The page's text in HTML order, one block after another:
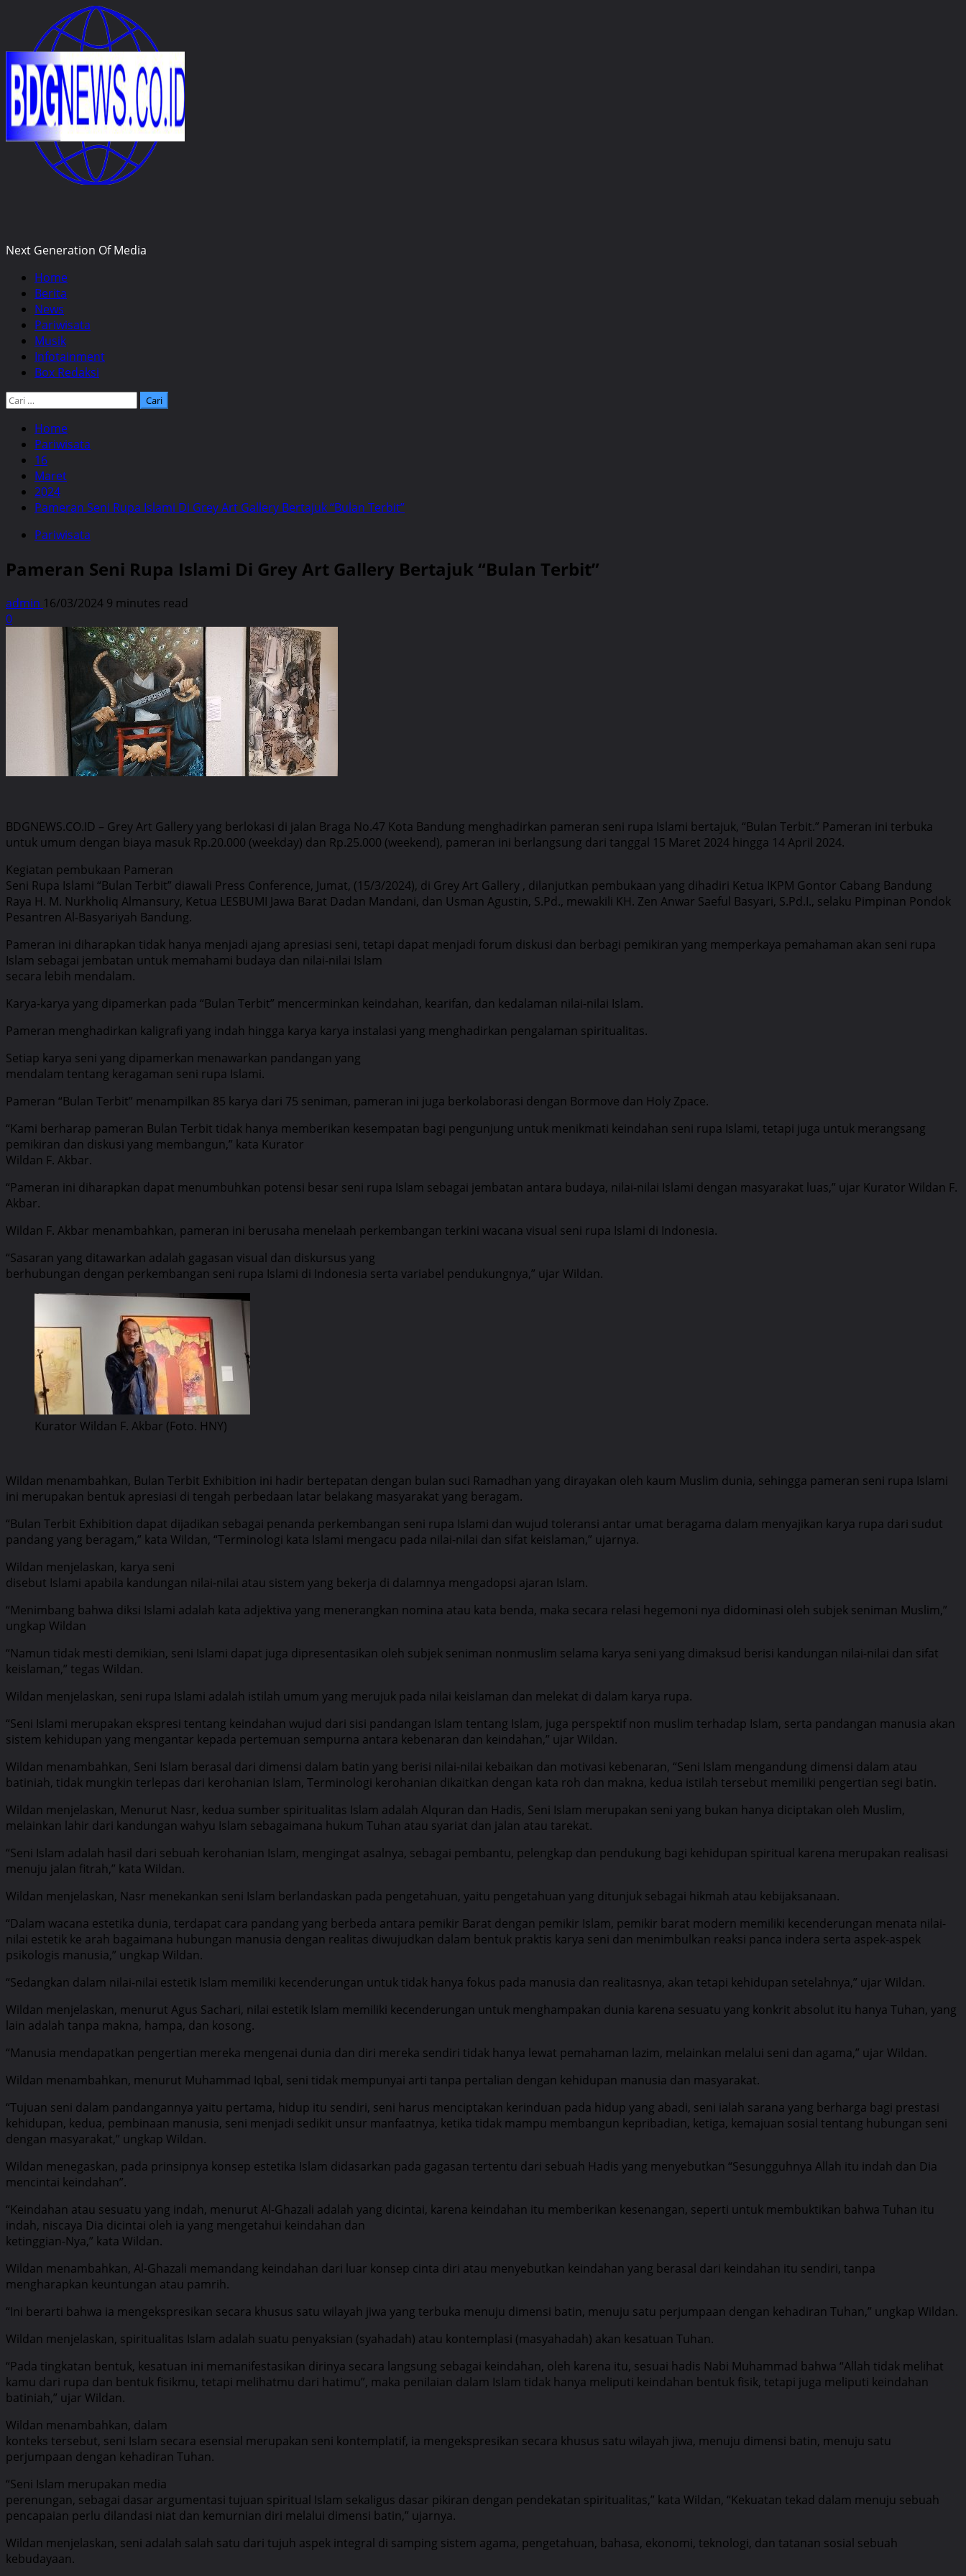
content
Next Generation Of Media
Primary
Menu
Home
Berita
News
Pariwisata
Musik
Infotainment
Box Redaksi
Cari
Home
Pariwisata
16
Maret
2024
Pameran Seni Rupa Islami Di Grey Art Gallery Bertajuk “Bulan Terbit”
Pariwisata
Pameran Seni Rupa Islami Di Grey Art Gallery Bertajuk “Bulan Terbit”
admin 16/03/2024 9 minutes read
0
BDGNEWS.CO.ID – Grey Art Gallery yang berlokasi di jalan Braga No.47 Kota Bandung menghadirkan pameran seni rupa Islami bertajuk, “Bulan Terbit.” Pameran ini terbuka
untuk umum dengan biaya masuk Rp.20.000 (weekday) dan Rp.25.000 (weekend), pameran ini berlangsung dari tanggal 15 Maret 2024 hingga 14 April 2024.
Kegiatan pembukaan Pameran
Seni Rupa Islami “Bulan Terbit” diawali Press Conference, Jumat, (15/3/2024), di Grey Art Gallery , dilanjutkan pembukaan yang dihadiri Ketua IKPM Gontor Cabang Bandung
Raya H. M. Nurkholiq Almansury, Ketua LESBUMI Jawa Barat Dadan Mandani, dan Usman Agustin, S.Pd., mewakili KH. Zen Anwar Saeful Basyari, S.Pd.I., selaku Pimpinan Pondok
Pesantren Al-Basyariyah Bandung.
Pameran ini diharapkan tidak hanya menjadi ajang apresiasi seni, tetapi dapat menjadi forum diskusi dan berbagi pemikiran yang memperkaya pemahaman akan seni rupa
Islam sebagai jembatan untuk memahami budaya dan nilai-nilai Islam
secara lebih mendalam.
Karya-karya yang dipamerkan pada “Bulan Terbit” mencerminkan keindahan, kearifan, dan kedalaman nilai-nilai Islam.
Pameran menghadirkan kaligrafi yang indah hingga karya karya instalasi yang menghadirkan pengalaman spiritualitas.
Setiap karya seni yang dipamerkan menawarkan pandangan yang
mendalam tentang keragaman seni rupa Islami.
Pameran “Bulan Terbit” menampilkan 85 karya dari 75 seniman, pameran ini juga berkolaborasi dengan Bormove dan Holy Zpace.
“Kami berharap pameran Bulan Terbit tidak hanya memberikan kesempatan bagi pengunjung untuk menikmati keindahan seni rupa Islami, tetapi juga untuk merangsang
pemikiran dan diskusi yang membangun,” kata Kurator
Wildan F. Akbar.
“Pameran ini diharapkan dapat menumbuhkan potensi besar seni rupa Islam sebagai jembatan antara budaya, nilai-nilai Islami dengan masyarakat luas,” ujar Kurator Wildan F.
Akbar.
Wildan F. Akbar menambahkan, pameran ini berusaha menelaah perkembangan terkini wacana visual seni rupa Islami di Indonesia.
“Sasaran yang ditawarkan adalah gagasan visual dan diskursus yang
berhubungan dengan perkembangan seni rupa Islami di Indonesia serta variabel pendukungnya,” ujar Wildan.
Kurator Wildan F. Akbar (Foto. HNY)
Wildan menambahkan, Bulan Terbit Exhibition ini hadir bertepatan dengan bulan suci Ramadhan yang dirayakan oleh kaum Muslim dunia, sehingga pameran seni rupa Islami
ini merupakan bentuk apresiasi di tengah perbedaan latar belakang masyarakat yang beragam.
“Bulan Terbit Exhibition dapat dijadikan sebagai penanda perkembangan seni rupa Islami dan wujud toleransi antar umat beragama dalam menyajikan karya rupa dari sudut
pandang yang beragam,” kata Wildan, “Terminologi kata Islami mengacu pada nilai-nilai dan sifat keislaman,” ujarnya.
Wildan menjelaskan, karya seni
disebut Islami apabila kandungan nilai-nilai atau sistem yang bekerja di dalamnya mengadopsi ajaran Islam.
“Menimbang bahwa diksi Islami adalah kata adjektiva yang menerangkan nomina atau kata benda, maka secara relasi hegemoni nya didominasi oleh subjek seniman Muslim,”
ungkap Wildan
“Namun tidak mesti demikian, seni Islami dapat juga dipresentasikan oleh subjek seniman nonmuslim selama karya seni yang dimaksud berisi kandungan nilai-nilai dan sifat
keislaman,” tegas Wildan.
Wildan menjelaskan, seni rupa Islami adalah istilah umum yang merujuk pada nilai keislaman dan melekat di dalam karya rupa.
“Seni Islami merupakan ekspresi tentang keindahan wujud dari sisi pandangan Islam tentang Islam, juga perspektif non muslim terhadap Islam, serta pandangan manusia akan
sistem kehidupan yang mengantar kepada pertemuan sempurna antara kebenaran dan keindahan,” ujar Wildan.
Wildan menambahkan, Seni Islam berasal dari dimensi dalam batin yang berisi nilai-nilai kebaikan dan motivasi kebenaran, “Seni Islam mengandung dimensi dalam atau
batiniah, tidak mungkin terlepas dari kerohanian Islam, Terminologi kerohanian dikaitkan dengan kata roh dan makna, kedua istilah tersebut memiliki pengertian segi batin.
Wildan menjelaskan, Menurut Nasr, kedua sumber spiritualitas Islam adalah Alquran dan Hadis, Seni Islam merupakan seni yang bukan hanya diciptakan oleh Muslim,
melainkan lahir dari kandungan wahyu Islam sebagaimana hukum Tuhan atau syariat dan jalan atau tarekat.
“Seni Islam adalah hasil dari sebuah kerohanian Islam, mengingat asalnya, sebagai pembantu, pelengkap dan pendukung bagi kehidupan spiritual karena merupakan realisasi
menuju jalan fitrah,” kata Wildan.
Wildan menjelaskan, Nasr menekankan seni Islam berlandaskan pada pengetahuan, yaitu pengetahuan yang ditunjuk sebagai hikmah atau kebijaksanaan.
“Dalam wacana estetika dunia, terdapat cara pandang yang berbeda antara pemikir Barat dengan pemikir Islam, pemikir barat modern memiliki kecenderungan menata nilai-
nilai estetik ke arah bagaimana hubungan manusia dengan realitas diwujudkan dalam bentuk praktis karya seni dan menimbulkan reaksi panca indera serta aspek-aspek
psikologis manusia,” ungkap Wildan.
“Sedangkan dalam nilai-nilai estetik Islam memiliki kecenderungan untuk tidak hanya fokus pada manusia dan realitasnya, akan tetapi kehidupan setelahnya,” ujar Wildan.
Wildan menjelaskan, menurut Agus Sachari, nilai estetik Islam memiliki kecenderungan untuk menghampakan dunia karena sesuatu yang konkrit absolut itu hanya Tuhan, yang
lain adalah tanpa makna, hampa, dan kosong.
“Manusia mendapatkan pengertian mereka mengenai dunia dan diri mereka sendiri tidak hanya lewat pemahaman lazim, melainkan melalui seni dan agama,” ujar Wildan.
Wildan menambahkan, menurut Muhammad Iqbal, seni tidak mempunyai arti tanpa pertalian dengan kehidupan manusia dan masyarakat.
“Tujuan seni dalam pandangannya yaitu pertama, hidup itu sendiri, seni harus menciptakan kerinduan pada hidup yang abadi, seni ialah sarana yang berharga bagi prestasi
kehidupan, kedua, pembinaan manusia, seni menjadi sedikit unsur manfaatnya, ketika tidak mampu membangun kepribadian, ketiga, kemajuan sosial tentang hubungan seni
dengan masyarakat,” ungkap Wildan.
Wildan menegaskan, pada prinsipnya konsep estetika Islam didasarkan pada gagasan tertentu dari sebuah Hadis yang menyebutkan “Sesungguhnya Allah itu indah dan Dia
mencintai keindahan”.
“Keindahan atau sesuatu yang indah, menurut Al-Ghazali adalah yang dicintai, karena keindahan itu memberikan kesenangan, seperti untuk membuktikan bahwa Tuhan itu
indah, niscaya Dia dicintai oleh ia yang mengetahui keindahan dan
ketinggian-Nya,” kata Wildan.
Wildan menambahkan, Al-Ghazali memandang keindahan dari luar konsep cinta diri atau menyebutkan keindahan yang berasal dari keindahan itu sendiri, tanpa
mengharapkan keuntungan atau pamrih.
“Ini berarti bahwa ia mengekspresikan secara khusus satu wilayah jiwa yang terbuka menuju dimensi batin, menuju satu perjumpaan dengan kehadiran Tuhan,” ungkap Wildan.
Wildan menjelaskan, spiritualitas Islam adalah suatu penyaksian (syahadah) atau kontemplasi (masyahadah) akan kesatuan Tuhan.
“Pada tingkatan bentuk, kesatuan ini memanifestasikan dirinya secara langsung sebagai keindahan, oleh karena itu, sesuai hadis Nabi Muhammad bahwa “Allah tidak melihat
kamu dari rupa dan bentuk fisikmu, tetapi melihatmu dari hatimu”, maka penilaian dalam Islam tidak hanya meliputi keindahan bentuk fisik, tetapi juga meliputi keindahan
batiniah,” ujar Wildan.
Wildan menambahkan, dalam
konteks tersebut, seni Islam secara esensial merupakan seni kontemplatif, ia mengekspresikan secara khusus satu wilayah jiwa, menuju dimensi batin, menuju satu
perjumpaan dengan kehadiran Tuhan.
“Seni Islam merupakan media
perenungan, sebagai dasar argumentasi tujuan spiritual Islam sekaligus dasar pikiran dengan pendekatan spiritualitas,” kata Wildan, “Kekuatan tekad dalam menuju sebuah
pencapaian perlu dilandasi niat dan kemurnian diri melalui dimensi batin,” ujarnya.
Wildan menjelaskan, seni adalah salah satu dari tujuh aspek integral di samping sistem agama, pengetahuan, bahasa, ekonomi, teknologi, dan tatanan sosial sebuah
kebudayaan.